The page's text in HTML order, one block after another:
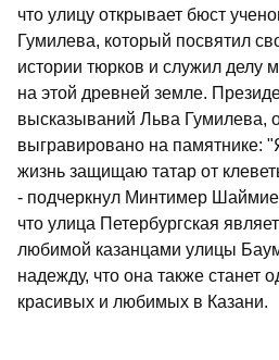
что улицу открывает бюст
Гумилева, который посвятил
истории тюрков и служил делу
на этой древней земле.
высказываний Льва Гумилева,
выгравировано на памятнике:
жизнь защищаю татар от
- подчеркнул Минтимер
что улица Петербургская
любимой казанцами улицы
надежду, что она также станет
красивых и любимых в Казани.